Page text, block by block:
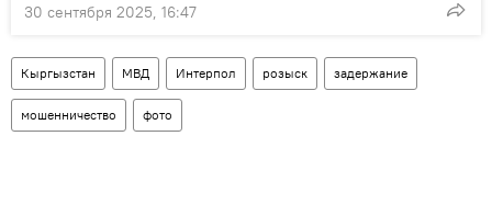
30 сентября 2025, 16:47
Кыргызстан МВД Интерпол розыск задержание
мошенничество фото